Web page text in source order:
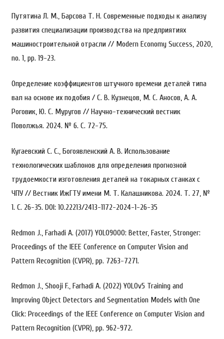
Путятина Л. М., Барсова Т. Н. Современные подходы к анализу
развития специализации производства на предприятиях
машиностроительной отрасли // Modern Economy Success, 2020,
no. 1, pp. 19-23.
Определение коэффициентов штучного времени деталей типа
вал на основе их подобия / С. В. Кузнецов, М. С. Аносов, А. А.
Роговик, Ю. С. Муругов // Научно-технический вестник
Поволжья. 2024. № 6. С. 72-75.
Кугаевский С. С., Богоявленский А. В. Использование
технологических шаблонов для определения прогнозной
трудоемкости изготовления деталей на токарных станках с
ЧПУ // Вестник ИжГТУ имени М. Т. Калашникова. 2024. Т. 27, №
1. С. 26-35. DOI: 10.22213/2413-1172-2024-1-26-35
Redmon J., Farhadi A. (2017) YOLO9000: Better, Faster, Stronger:
Proceedings of the IEEE Conference on Computer Vision and
Pattern Recognition (CVPR), pp. 7263-7271.
Redmon J., Shooji F., Farhadi A. (2022) YOLOv5 Training and
Improving Object Detectors and Segmentation Models with One
Click: Proceedings of the IEEE Conference on Computer Vision and
Pattern Recognition (CVPR), pp. 962-972.